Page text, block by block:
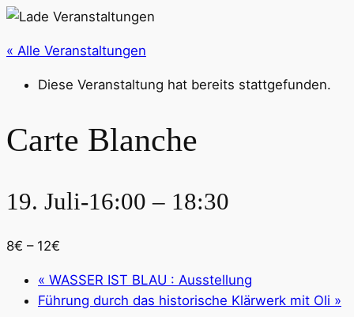
« Alle Veranstaltungen
Diese Veranstaltung hat bereits stattgefunden.
Carte Blanche
19. Juli-16:00 – 18:30
8€ – 12€
« WASSER IST BLAU : Ausstellung
Führung durch das historische Klärwerk mit Oli »